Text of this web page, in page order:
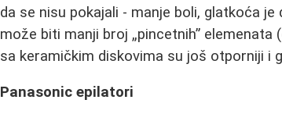
da se nisu pokajali - manje boli, glatkoća
može biti manji broj „pincetnih”
sa keramičkim diskovima su još otporniji i
Panasonic epilatori